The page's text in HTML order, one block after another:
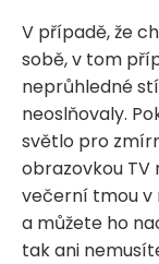
V případě, že
sobě, v tom
neprůhledné
neoslňovaly.
světlo pro
obrazovkou
večerní tmou v
a můžete ho
tak ani